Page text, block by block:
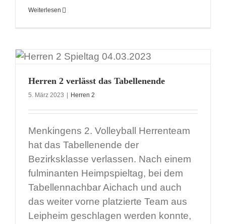
Weiterlesen
Herren 2 verlässt das Tabellenende
5. März 2023 Herren 2
Menkingens 2. Volleyball Herrenteam
hat das Tabellenende der
Bezirksklasse verlassen. Nach einem
fulminanten Heimpspieltag, bei dem
Tabellennachbar Aichach und auch
das weiter vorne platzierte Team aus
Leipheim geschlagen werden konnte,